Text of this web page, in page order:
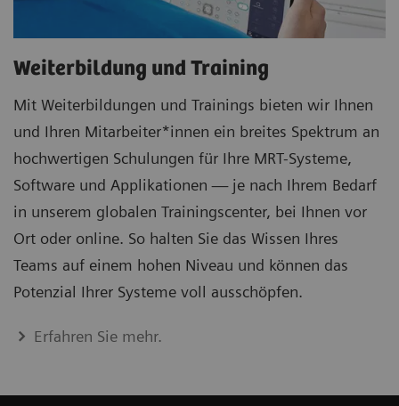
Weiterbildung und Training
Mit Weiterbildungen und Trainings bieten wir Ihnen
und Ihren Mitarbeiter*innen ein breites Spektrum an
hochwertigen Schulungen für Ihre MRT-Systeme,
Software und Applikationen — je nach Ihrem Bedarf
in unserem globalen Trainingscenter, bei Ihnen vor
Ort oder online. So halten Sie das Wissen Ihres
Teams auf einem hohen Niveau und können das
Potenzial Ihrer Systeme voll ausschöpfen.
Erfahren Sie mehr.